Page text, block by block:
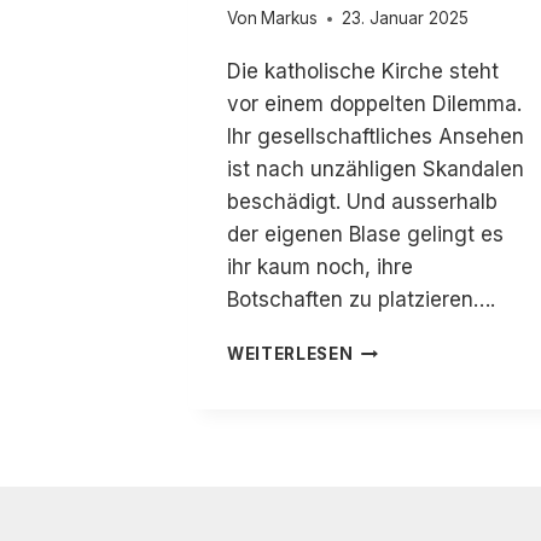
Von Markus 23. Januar 2025
Die katholische Kirche steht
vor einem doppelten Dilemma.
Ihr gesellschaftliches Ansehen
ist nach unzähligen Skandalen
beschädigt. Und ausserhalb
der eigenen Blase gelingt es
ihr kaum noch, ihre
Botschaften zu platzieren….
WEITERLESEN
FÜR